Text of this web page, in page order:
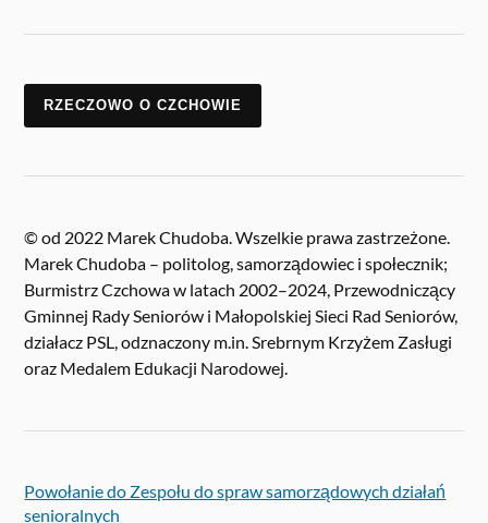
RZECZOWO O CZCHOWIE
© od 2022 Marek Chudoba. Wszelkie prawa zastrzeżone.
Marek Chudoba – politolog, samorządowiec i społecznik;
Burmistrz Czchowa w latach 2002–2024, Przewodniczący
Gminnej Rady Seniorów i Małopolskiej Sieci Rad Seniorów,
działacz PSL, odznaczony m.in. Srebrnym Krzyżem Zasługi
oraz Medalem Edukacji Narodowej.
Powołanie do Zespołu do spraw samorządowych działań
senioralnych